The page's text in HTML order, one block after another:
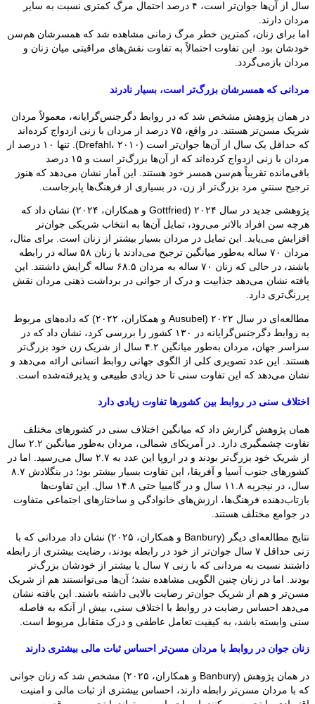
سال از آن‌ها جوان‌تر است، ۴ درصد احتمال مرگ کمتری نسبت به سایر
مردان دارند.
اما برای زنان، کمترین خطر مرگ زمانی مشاهده شد که همسرشان هم‌سن
خودشان بود. این تفاوت احتمالاً به تفاوت نقش‌های مراقبتی میان زنان و
مردان بازمی‌گردد.
مردانی که همسرشان بزرگ‌تر است، بسیار نادرند
در همان پژوهش مشخص شد که در روابط دگرجنس‌گرایانه، معمولاً مردان
شریک مسن‌تر هستند. در واقع، ۷۵ درصد از مردان با زنی ازدواج کرده‌اند
که حداقل یک سال از آن‌ها جوان‌تر است (Drefahl، ۲۰۱۰). تنها ۱۰ درصد از
مردان با زنی ازدواج کرده‌اند که از آن‌ها بزرگ‌تر است و ۱۵ درصد
باقی‌مانده تقریباً هم‌سن همسر خود هستند. این آمار نشان می‌دهد که هنوز
ترجیح سنتیِ مرد بزرگ‌تر از زن، در بسیاری از فرهنگ‌ها پابرجاست.
پژوهشی جدید در سال ۲۰۲۴ (Gottfried و همکاران، ۲۰۲۴) نشان داد که
هرچه سن افراد بالاتر می‌رود، تمایل آن‌ها به انتخاب شریکی جوان‌تر
افزایش می‌یابد. این تمایل در مردان بسیار بیشتر از زنان است. برای مثال،
مردان ۷۰ ساله به‌طور میانگین ترجیح می‌دادند با زنان ۵۸ ساله در رابطه
باشند، در حالی که زنان ۷۰ ساله به مردان ۶۸.۵ ساله گرایش داشتند. این
یافته نشان می‌دهد جذابیت و درک از جوانی در برداشت ذهنی مردان نقش
پررنگ‌تری دارد.
مطالعه‌ای در سال ۲۰۲۲ (Ausubel و همکاران، ۲۰۲۲) که داده‌های مربوط
به روابط دگرجنس‌گرایانه در ۱۳۰ کشور را بررسی کرد، نشان داد که در
سراسر جهان، مردان به‌طور میانگین ۴.۲ سال از شریک زن خود بزرگ‌تر
هستند. این عدد تصویری کلی از الگوی جهانی روابط انسانی ارائه می‌دهد و
نشان می‌دهد که این تفاوت سنی تا حد زیادی طبیعی و پذیرفته‌شده است.
اختلاف سنی در روابط بین کشورها تفاوت زیادی دارد
همان پژوهش گزارش داد که میانگین اختلاف سنی در کشورهای مختلف
تفاوت چشمگیری دارد. در آمریکای شمالی، مردان به‌طور میانگین ۲.۲ سال
از شریک خود بزرگ‌تر بودند و در اروپا این عدد به ۲.۷ سال می‌رسید. اما در
کشورهای جنوب آسیا و آفریقا، این تفاوت بسیار بیشتر بود؛ در بنگلادش ۸.۷
سال، در نیجریه ۱۱.۸ سال و در گامبیا حتی ۱۴.۸ سال. این تفاوت‌ها
بازتاب‌دهنده فرهنگ‌ها، ارزش‌های خانوادگی و ساختارهای اجتماعی متفاوت
در جوامع مختلف هستند.
نتایج مطالعه‌ای دیگر (Banbury و همکاران، ۲۰۲۵) نشان داد مردانی که با
زنی حداقل ۷ سال جوان‌تر از خود در رابطه بودند، رضایت بیشتری از رابطه
داشتند نسبت به مردانی که با زنی ۷ سال یا بیشتر از خودشان بزرگ‌تر
بودند. اما در زنان چنین الگویی مشاهده نشد؛ آن‌ها می‌توانستند هم از شریک
مسن‌تر و هم از شریک جوان‌تر رضایت بالایی داشته باشند. این یافته نشان
می‌دهد احساس رضایت در روابط با اختلاف سنی، بیش از آنکه به فاصله
سنی وابسته باشد، به کیفیت تعامل عاطفی و درک متقابل مربوط است.
زنان جوان در روابط با مردان مسن‌تر احساس ثبات مالی بیشتری دارند
در همان پژوهش (Banbury و همکاران، ۲۰۲۵) مشخص شد که زنان جوانی
که با مردان مسن‌تر رابطه دارند، احساس بیشتری از ثبات مالی و امنیت